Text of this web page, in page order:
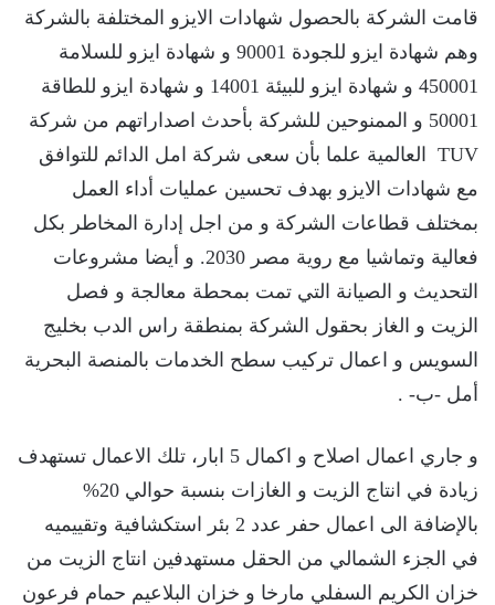
قامت الشركة بالحصول شهادات الايزو المختلفة بالشركة
وهم شهادة ايزو للجودة 90001 و شهادة ايزو للسلامة
450001 و شهادة ايزو للبيئة 14001 و شهادة ايزو للطاقة
50001 و الممنوحين للشركة بأحدث اصداراتهم من شركة
TUV العالمية علما بأن سعى شركة امل الدائم للتوافق
مع شهادات الايزو بهدف تحسين عمليات أداء العمل
بمختلف قطاعات الشركة و من اجل إدارة المخاطر بكل
فعالية وتماشيا مع روية مصر 2030. و أيضا مشروعات
التحديث و الصيانة التي تمت بمحطة معالجة و فصل
الزيت و الغاز بحقول الشركة بمنطقة راس الدب بخليج
السويس و اعمال تركيب سطح الخدمات بالمنصة البحرية
أمل -ب- .
و جاري اعمال اصلاح و اكمال 5 ابار، تلك الاعمال تستهدف
زيادة في انتاج الزيت و الغازات بنسبة حوالي 20%
بالإضافة الى اعمال حفر عدد 2 بئر استكشافية وتقييميه
في الجزء الشمالي من الحقل مستهدفين انتاج الزيت من
خزان الكريم السفلي مارخا و خزان البلاعيم حمام فرعون